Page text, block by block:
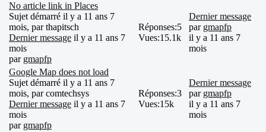
No article link in Places
Sujet démarré il y a 11 ans 7
mois, parthapitsch
Dernier message il y a 11 ans 7
mois
par gmapfp
Réponses:5
Vues:15.1k
Dernier message
par gmapfp
il y a 11 ans 7
mois
Google Map does not load
Sujet démarré il y a 11 ans 7
mois, parcomtechsys
Dernier message il y a 11 ans 7
mois
par gmapfp
Réponses:3
Vues:15k
Dernier message
par gmapfp
il y a 11 ans 7
mois